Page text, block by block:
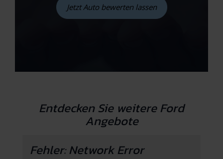
Jetzt Auto bewerten lassen
Entdecken Sie weitere Ford
Angebote
Fehler: Network Error